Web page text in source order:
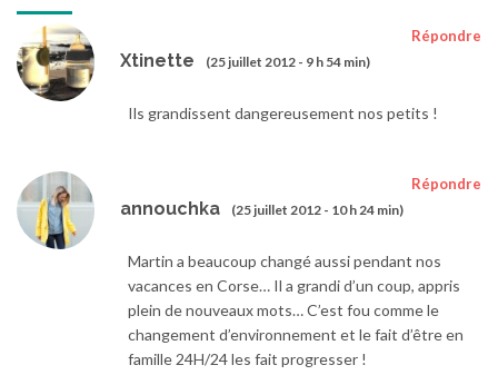
Xtinette (25 juillet 2012 - 9 h 54 min)
Répondre
Ils grandissent dangereusement nos petits !
annouchka (25 juillet 2012 - 10 h 24 min)
Répondre
Martin a beaucoup changé aussi pendant nos
vacances en Corse… Il a grandi d’un coup, appris
plein de nouveaux mots… C’est fou comme le
changement d’environnement et le fait d’être en
famille 24H/24 les fait progresser !